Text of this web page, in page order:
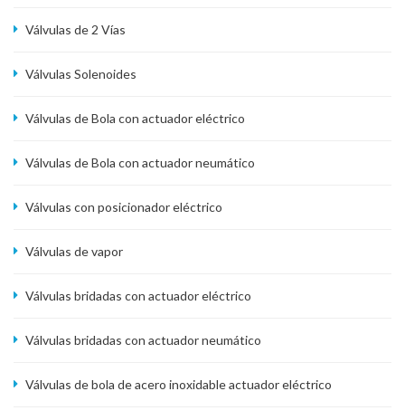
Válvulas de 2 Vías
Válvulas Solenoides
Válvulas de Bola con actuador eléctrico
Válvulas de Bola con actuador neumático
Válvulas con posicionador eléctrico
Válvulas de vapor
Válvulas bridadas con actuador eléctrico
Válvulas bridadas con actuador neumático
Válvulas de bola de acero inoxidable actuador eléctrico